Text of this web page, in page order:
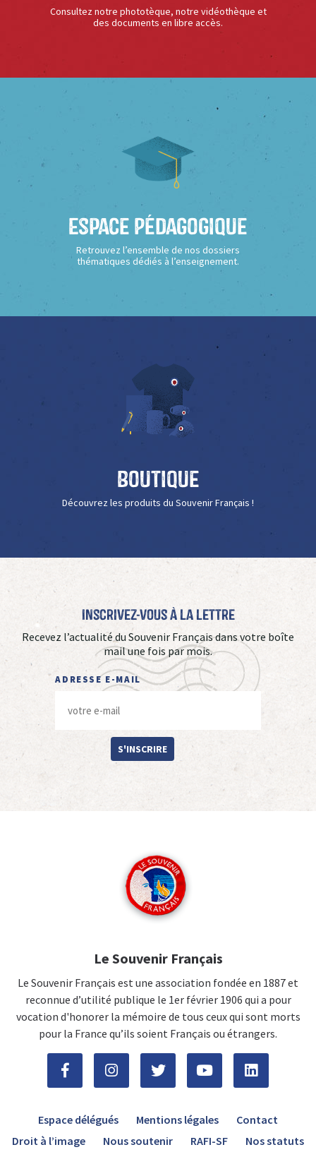
Consultez notre phototèque, notre vidéothèque et
des documents en libre accès.
Espace Pédagogique
Retrouvez l’ensemble de nos dossiers
thématiques dédiés à l’enseignement.
Boutique
Découvrez les produits du Souvenir Français !
Inscrivez-vous à La Lettre
Recevez l’actualité du Souvenir Français dans votre boîte
mail une fois par mois.
ADRESSE E-MAIL
S'INSCRIRE
Le Souvenir Français
Le Souvenir Français est une association fondée en 1887 et
reconnue d’utilité publique le 1er février 1906 qui a pour
vocation d'honorer la mémoire de tous ceux qui sont morts
pour la France qu’ils soient Français ou étrangers.
Espace délégués Mentions légales
Contact
Droit à l’image
Nous soutenir RAFI-SF Nos statuts